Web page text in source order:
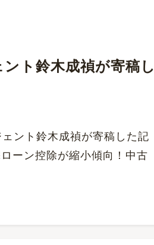
ト鈴木成禎が寄稿し
ント鈴木成禎が寄稿した記
ーン控除が縮小傾向！中古